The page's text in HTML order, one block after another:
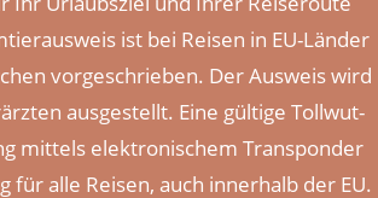
ist bei Reisen in EU-Länder
vorgeschrieben. Der Ausweis wird
ausgestellt. Eine gültige Tollwut-
mittels elektronischem Transponder
für alle Reisen, auch innerhalb der EU.